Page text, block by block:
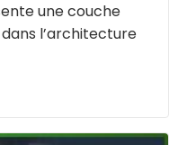
une couche
l’architecture